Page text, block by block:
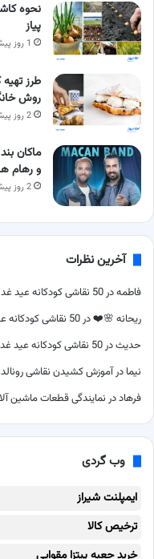
نحوه
پیاز
1 روز پیش
طرز
روش
2 روز پیش
ماکان
و رهام
2 روز پیش
آخرین نظرات
فاطمهدر 50 نقاشی کودکانه عید غدیر خم سخت و آسان و برای رنگ آمیزی
ریحانه 🌸❤️در 50 نقاشی کودکانه عید غدیر خم سخت و آسان و برای رنگ آمیزی
حدیثدر 50 نقاشی کودکانه عید غدیر خم سخت و آسان و برای رنگ آمیزی
نیما درآموزش کشیدن نقاشی
فرهاددر نمایندگی قطعات ماشین
وب گردی
ایمپلنت شیراز
ترخیص کالا